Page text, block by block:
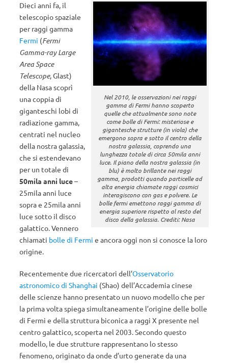
Nel 2010, le osservazioni nei raggi
gamma di Fermi hanno scoperto
quelle che attualmente sono note
come bolle di Fermi: misteriose e
gigantesche strutture (in viola) che
emergono sopra e sotto il centro della
nostra galassia, coprendo una
lunghezza totale di circa 50mila anni
luce. Il piano della nostra galassia (in
blu) è molto brillante nei raggi
gamma, prodotti quando particelle ad
alta energia chiamate raggi cosmici
interagiscono con gas e polvere. Le
bolle fermi emettono raggi gamma di
energia superiore rispetto al resto del
disco della galassia. Crediti: Nasa
Dieci anni fa, il
telescopio spaziale
per raggi gamma
Fermi (Fermi
Gamma-ray Large
Area Space
Telescope, Glast)
della Nasa scoprì
una coppia di
giganteschi lobi di
radiazione gamma,
centrati nel nucleo
della nostra galassia,
che si estendevano
per un totale di
50mila anni luce–
25mila anni luce
sopra e 25mila anni
luce sotto il disco
galattico. Vennero
chiamati bolle di Fermi e ancora oggi non si conosce la loro
origine.
Recentemente due ricercatori dell’Osservatorio
astronomico di Shanghai (Shao) dell’Accademia cinese
delle scienze hanno presentato un nuovo modello che per
la prima volta spiega simultaneamente l’origine delle bolle
di Fermi e della struttura biconica a raggi X presente nel
centro galattico, scoperta nel 2003. Secondo questo
modello, le due strutture rappresentano lo stesso
fenomeno, originato da onde d’urto generate da una